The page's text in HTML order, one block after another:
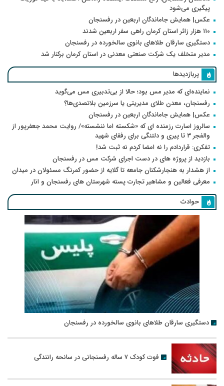
پیگیری می‌شود
عکس| همایش جاماندگان اربعین در رفسنجان
۱۱۰ هزار زائر استان کرمان راهی سفر اربعین شدند
دستگیری سارقان طلاهای بانوی سالخورده در رفسنجان
مدیر متخلف یک شرکت صنعتی معدنی در استان کرمان برکنار شد
پربازدیدها
نماینده‌ای که مدیر مس بود؛ حالا از بی‌تدبیری مس می‌گوید
رفسنجان، معدن طلای مدیریتی یا سرزمین بلاتصدی‌ها؟
عکس| همایش جاماندگان اربعین در رفسنجان
سالروز اسارت رزمنده ای که «شکسته اما ننشسته»/ روایت محمد جعفرپور از
والفجر ۳ تا پیری و دلتنگی برای رفقای شهید
تفکری: قراردادم را نه امضا کردم نه ثبت شد!
بازدید از پروژه های در دست اجرای شرکت مس در رفسنجان
از هشدار به هنجارشکنان جامعه تا گلایه از حضور کمرنگ مسئولان در میدان
معرفی فعالین و مشاهیر تجارت پسته شهرستان های رفسنجان و انار
حوادث
دستگیری سارقان طلاهای بانوی سالخورده در رفسنجان
فوت کودک ۷ ساله رفسنجانی در سانحه رانندگی